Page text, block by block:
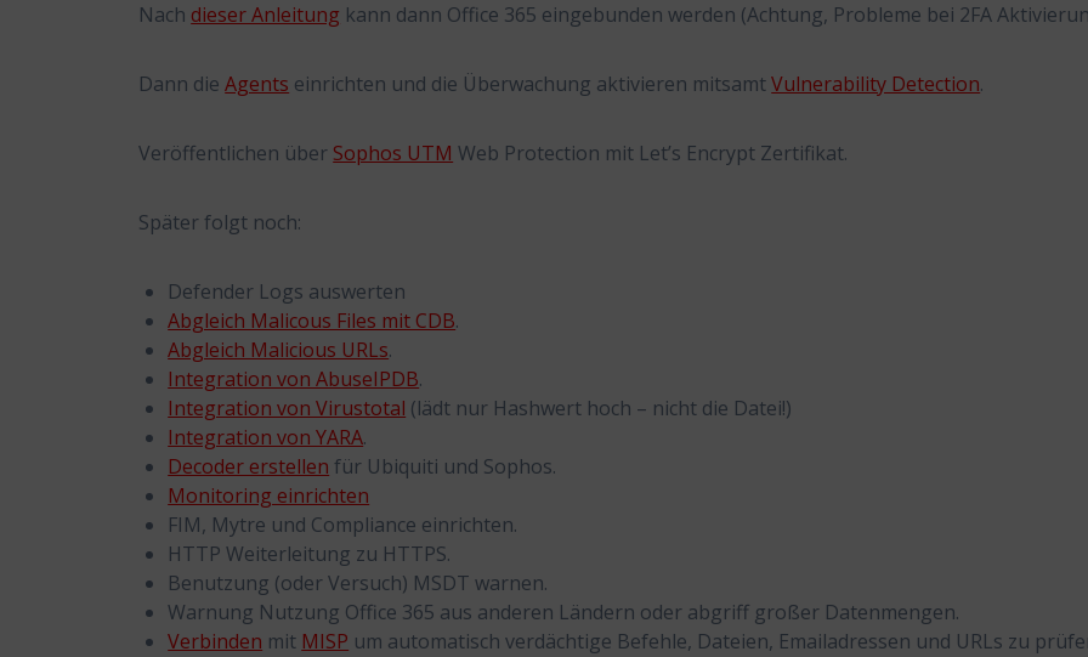
Nach dieser Anleitung kann dann Office 365 eingebunden werden (Achtung, Probleme bei 2FA
Dann dieAgents einrichten und die Überwachung aktivieren mitsamtVulnerability Detection.
Veröffentlichen über Sophos UTM Web Protection mit Let’s Encrypt Zertifikat.
Später folgt noch:
Defender Logs auswerten
Abgleich Malicous Files mit CDB.
Abgleich Malicious URLs.
Integration von AbuseIPDB.
Integration von Virustotal (lädt nur Hashwert hoch – nicht die Datei!)
Integration von YARA.
Decoder erstellen für Ubiquiti und Sophos.
Monitoring einrichten
FIM, Mytre und Compliance einrichten.
HTTP Weiterleitung zu HTTPS.
Benutzung (oder Versuch) MSDT warnen.
Warnung Nutzung Office 365 aus anderen Ländern oder abgriff großer Datenmengen.
Verbinden mit MISP um automatisch verdächtige Befehle, Dateien, Emailadressen und URLs zu